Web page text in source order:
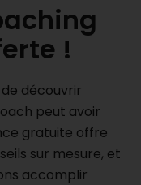
!
découvrir
peut avoir
gratuite offre
sur mesure, et
accomplir